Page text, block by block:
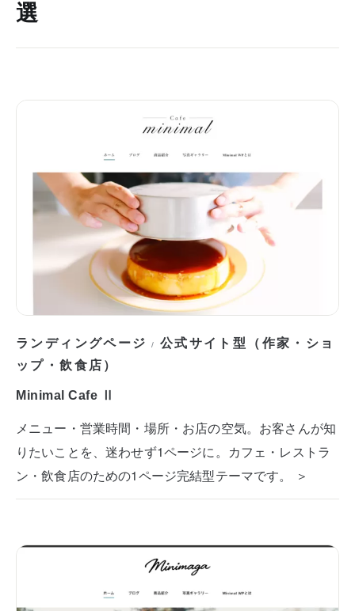
選
ランディングページ / 公式サイト型（作家・ショ
ップ・飲食店）
Minimal Cafe Ⅱ
メニュー・営業時間・場所・お店の空気。お客さんが知
りたいことを、迷わせず1ページに。カフェ・レストラ
ン・飲食店のための1ページ完結型テーマです。 ＞